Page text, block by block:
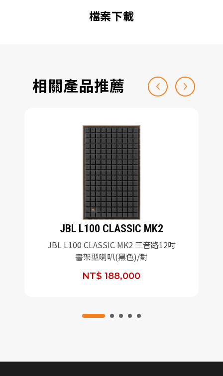
檔案下載
相關產品推薦
JBL L100 CLASSIC MK2
JBL L100 CLASSIC MK2 三音路12吋
書架型喇叭(黑色)/對
NT$ 188,000